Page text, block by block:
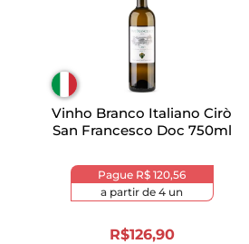
Vinho Branco Italiano Cirò
San Francesco Doc 750ml
Pague R$ 120,56
a partir de4 un
R$126,90
8º